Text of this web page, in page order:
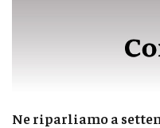
Ne riparliamo a